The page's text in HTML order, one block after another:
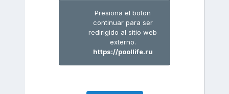
Presiona el boton
continuar para ser
redirigido al sitio web
externo.
https://poollife.ru